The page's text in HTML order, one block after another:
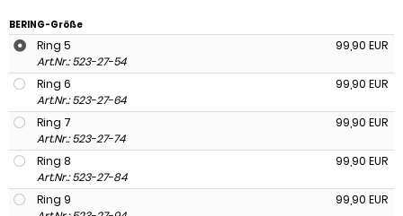
BERING-Größe
Ring 5
99,90 EUR
Art.Nr.: 523-27-54
Ring 6
99,90 EUR
Art.Nr.: 523-27-64
Ring 7
99,90 EUR
Art.Nr.: 523-27-74
Ring 8
99,90 EUR
Art.Nr.: 523-27-84
Ring 9
99,90 EUR